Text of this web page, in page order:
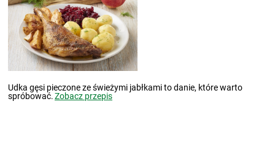
Udka gęsi pieczone ze świeżymi jabłkami to danie, które warto
spróbować.Zobacz przepis